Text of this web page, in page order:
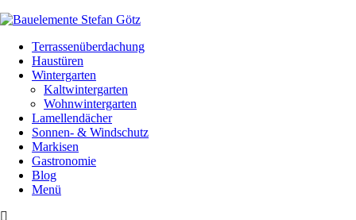
Terrassenüberdachung
Haustüren
Wintergarten
Kaltwintergarten
Wohnwintergarten
Lamellendächer
Sonnen- & Windschutz
Markisen
Gastronomie
Blog
Menü